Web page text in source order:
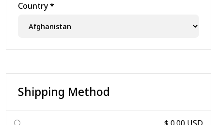
Country *
Shipping Method